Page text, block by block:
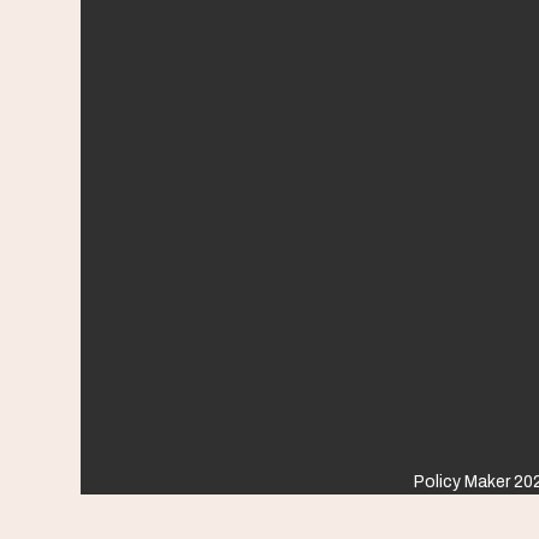
Policy Maker